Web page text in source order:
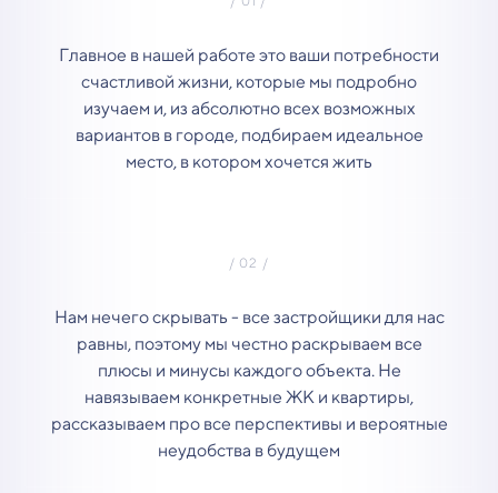
Главное в нашей работе это ваши потребности
счастливой жизни, которые мы подробно
изучаем и, из абсолютно всех возможных
вариантов в городе, подбираем идеальное
место, в котором хочется жить
Нам нечего скрывать - все застройщики для нас
равны, поэтому мы честно раскрываем все
плюсы и минусы каждого объекта. Не
навязываем конкретные ЖК и квартиры,
рассказываем про все перспективы и вероятные
неудобства в будущем